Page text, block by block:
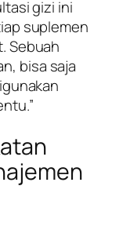
gizi ini
suplemen
Sebuah
bisa saja